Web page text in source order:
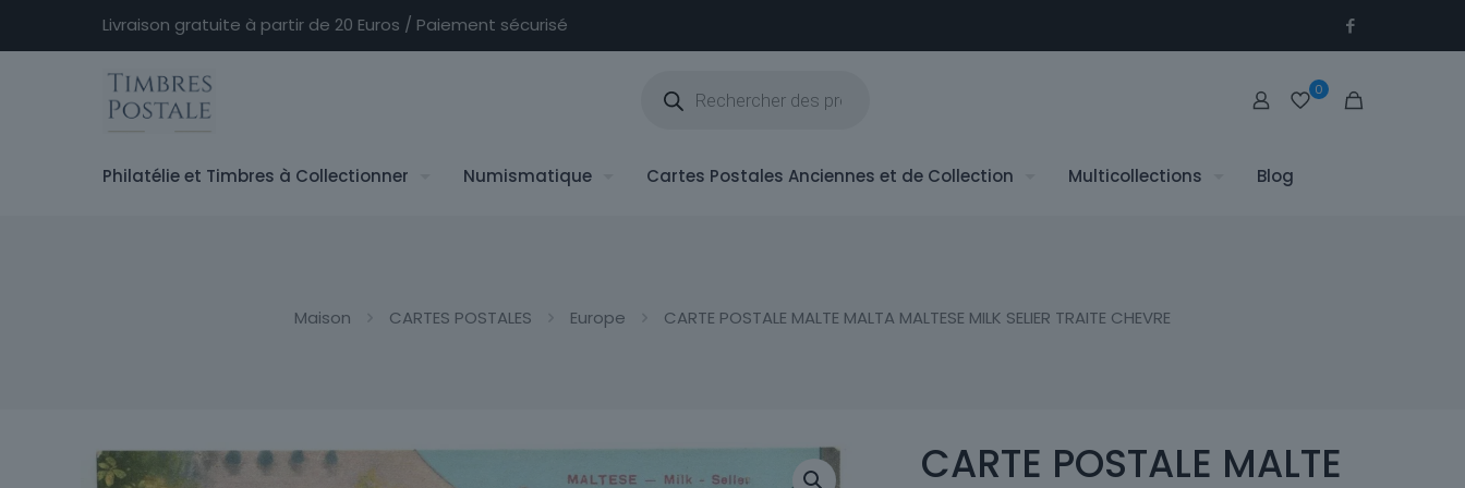
Livraison gratuite à partir de 20 Euros / Paiement sécurisé
produits
0
Philatélie et Timbres à Collectionner Numismatique Cartes Postales Anciennes et de Collection Multicollections Blog
Maison CARTES POSTALES Europe CARTE POSTALE MALTE MALTA MALTESE MILK SELIER TRAITE CHEVRE
CARTE POSTALE MALTE